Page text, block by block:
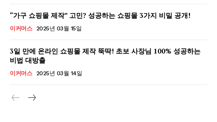
GB leader
“가구 쇼핑몰 제작” 고민? 성공하는 쇼핑몰 3가지 비밀 공개!
이커머스 2025년 03월 15일
3일 만에 온라인 쇼핑몰 제작 뚝딱! 초보 사장님 100% 성공하는
비법 대방출
이커머스 2025년 03월 14일